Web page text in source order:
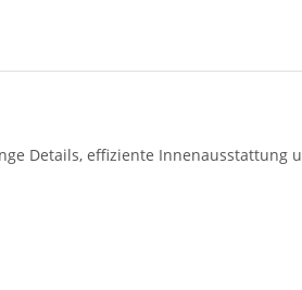
Details, effiziente Innenausstattung